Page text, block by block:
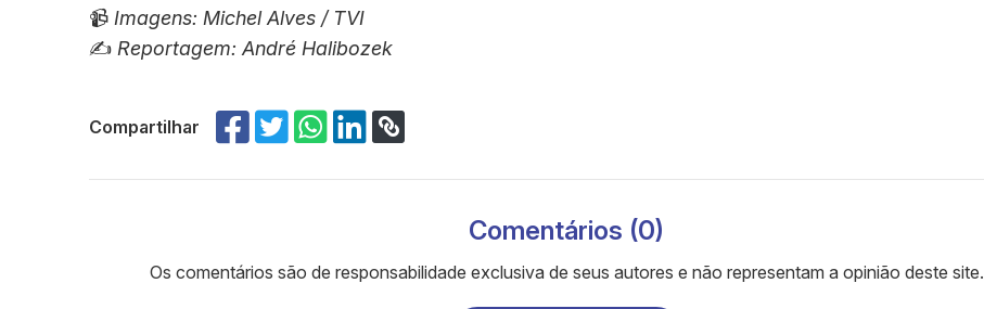
📹 Imagens: Michel Alves / TVI
✍️ Reportagem: André Halibozek
Compartilhar
Comentários (0)
Os comentários são de responsabilidade exclusiva de seus autores e não representam a opinião deste site.